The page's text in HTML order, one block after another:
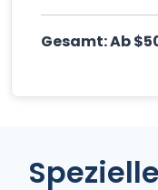
Gesamt: Ab